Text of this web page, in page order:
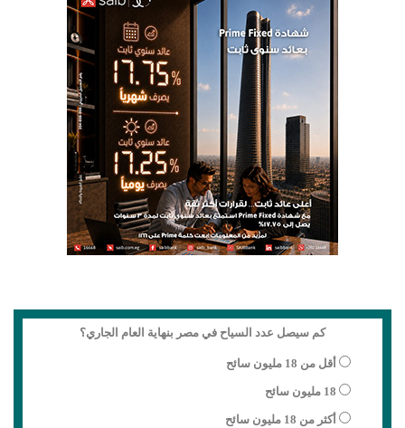
كم سيصل عدد السياح في مصر بنهاية العام الجاري؟
أقل من 18 مليون سائح
18 مليون سائح
أكثر من 18 مليون سائح